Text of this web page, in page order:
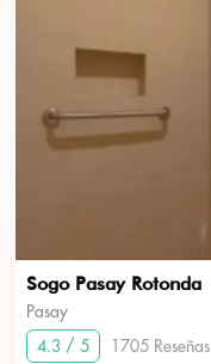
Sogo Pasay Rotonda
Pasay
4.3 / 5
1705 Reseñas